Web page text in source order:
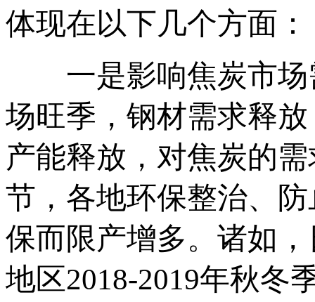
体现在以下几个方面：
一是影响焦炭市场
场旺季，钢材需求释
产能释放，对焦炭的
节，各地环保整治、
保而限产增多。诸如
地区2018-2019年秋冬